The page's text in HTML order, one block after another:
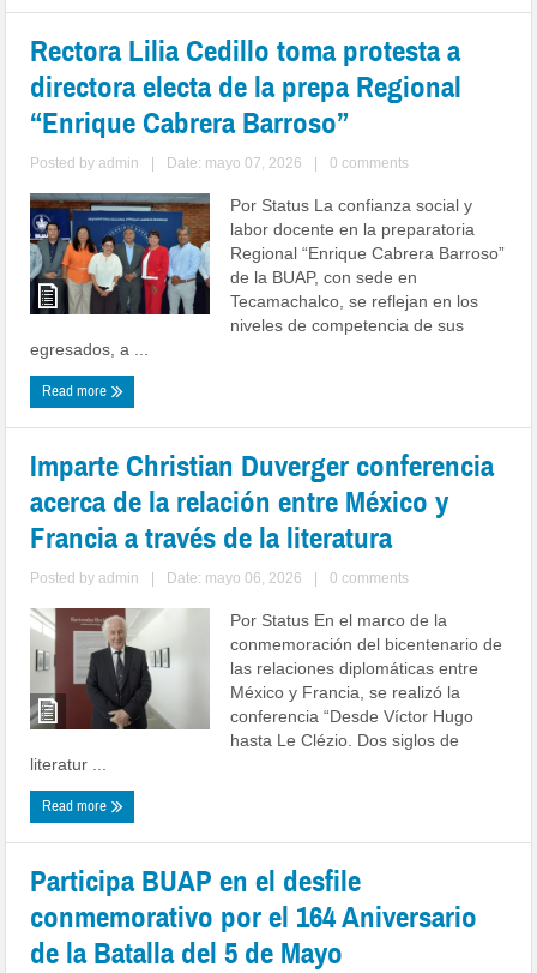
Rectora Lilia Cedillo toma protesta a
directora electa de la prepa Regional
“Enrique Cabrera Barroso”
Posted byadmin Date: mayo 07, 2026 0 comments
Por Status La confianza social y
labor docente en la preparatoria
Regional “Enrique Cabrera Barroso”
de la BUAP, con sede en
Tecamachalco, se reflejan en los
niveles de competencia de sus
egresados, a ...
Read more
Imparte Christian Duverger conferencia
acerca de la relación entre México y
Francia a través de la literatura
Posted byadmin Date: mayo 06, 2026 0 comments
Por Status En el marco de la
conmemoración del bicentenario de
las relaciones diplomáticas entre
México y Francia, se realizó la
conferencia “Desde Víctor Hugo
hasta Le Clézio. Dos siglos de
literatur ...
Read more
Participa BUAP en el desfile
conmemorativo por el 164 Aniversario
de la Batalla del 5 de Mayo